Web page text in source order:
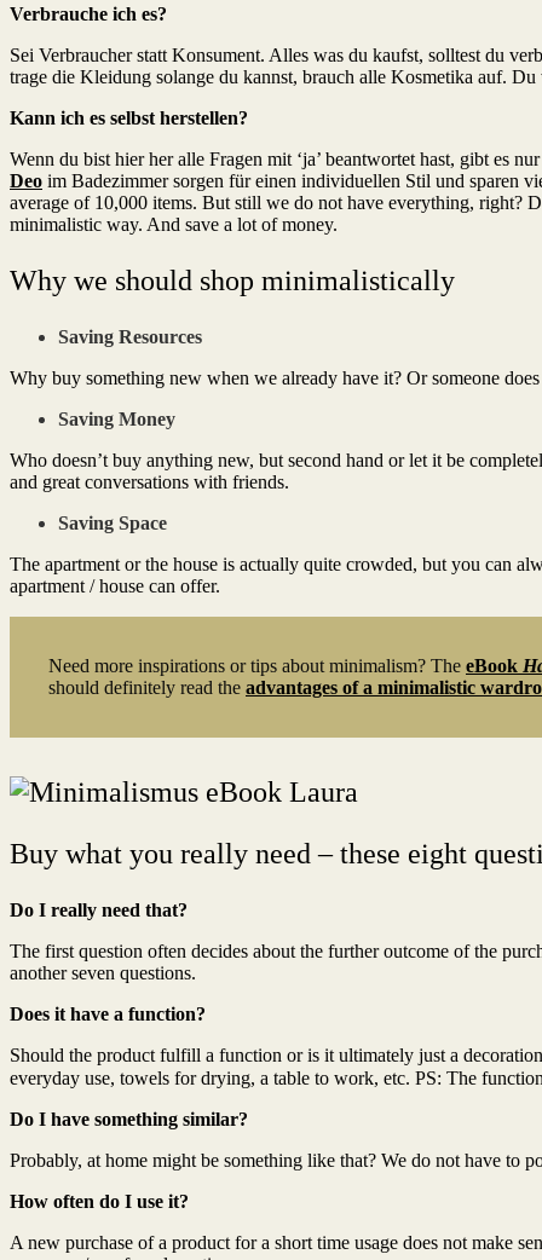
Verbrauche ich es?
Sei Verbraucher statt Konsument. Alles was du kaufst, solltest du
trage die Kleidung solange du kannst, brauch alle Kosmetika auf.
Kann ich es selbst herstellen?
Wenn du bist hier her alle Fragen mit ‘ja’ beantwortet hast, gibt es
Deo im Badezimmer sorgen für einen individuellen Stil und sparen
average of 10,000 items. But still we do not have everything, right?
minimalistic way. And save a lot of money.
Why we should shop minimalistically
Saving Resources
Why buy something new when we already have it? Or someone
Saving Money
Who doesn’t buy anything new, but second hand or let it be
and great conversations with friends.
Saving Space
The apartment or the house is actually quite crowded, but you can
apartment / house can offer.
Need more inspirations or tips about minimalism? The eBook
should definitely read the advantages of a minimalistic
Buy what you really need – these eight
Do I really need that?
The first question often decides about the further outcome of the
another seven questions.
Does it have a function?
Should the product fulfill a function or is it ultimately just a
everyday use, towels for drying, a table to work, etc. PS: The
Do I have something similar?
Probably, at home might be something like that? We do not have to
How often do I use it?
A new purchase of a product for a short time usage does not make